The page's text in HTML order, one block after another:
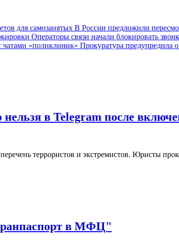
В России предложили
Операторы связи начали блокировать
Прокуратура предупредила
в Telegram после
террористов и экстремистов. Юристы
в МФЦ"